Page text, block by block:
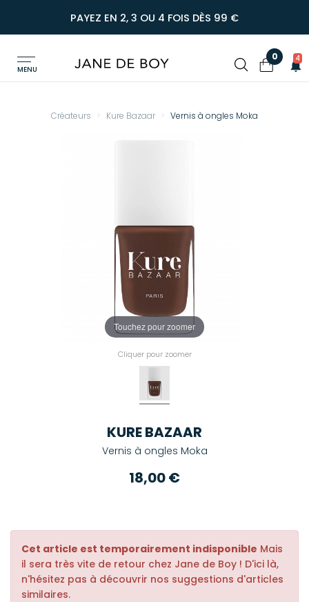
PAYEZ EN 2, 3 OU 4 FOIS DÈS 99 €
MENU
0 4
Créateurs Kure Bazaar Vernis à ongles Moka
Touchez pour zoomer
Cliquer pour zoomer
KURE BAZAAR
Vernis à ongles Moka
18,00 €
Cet article est temporairement indisponible Mais
il sera très vite de retour chez Jane de Boy ! D'ici là,
n'hésitez pas à découvrir nos suggestions d'articles
similaires.